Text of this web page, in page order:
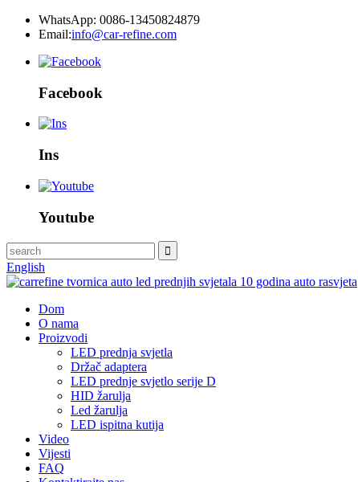
WhatsApp: 0086-13450824879
Email:info@car-refine.com
Facebook
Ins
Youtube
English
Dom
O nama
Proizvodi
LED prednja svjetla
Držač adaptera
LED prednje svjetlo serije D
HID žarulja
Led žarulja
LED ispitna kutija
Video
Vijesti
FAQ